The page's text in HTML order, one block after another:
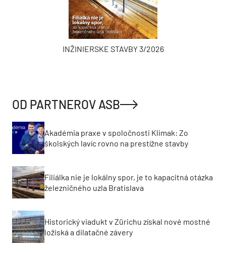
INŽINIERSKE STAVBY 3/2026
OD PARTNEROV ASB
Akadémia praxe v spoločnosti Klimak: Zo
školských lavíc rovno na prestížne stavby
Filiálka nie je lokálny spor, je to kapacitná otázka
železničného uzla Bratislava
Historický viadukt v Zürichu získal nové mostné
ložiská a dilatačné závery